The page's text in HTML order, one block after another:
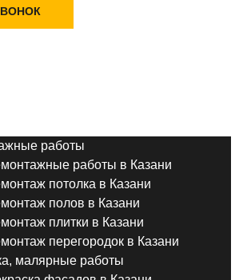
работы
работы в Казани
потолка в Казани
полов в Казани
плитки в Казани
перегородок в Казани
малярные работы